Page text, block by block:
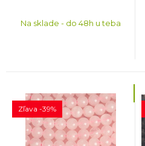
Na sklade - do 48h u teba
Zľava -39%